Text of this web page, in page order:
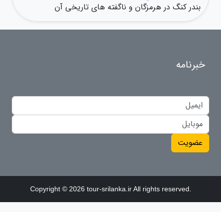
بندر کنگ در هرمزگان و ناگفته های تاریخی آن
خبرنامه
عضویت
Copyright © 2026 tour-srilanka.ir All rights reserved.